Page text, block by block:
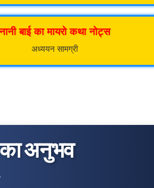
नानी बाई का मायरो कथा नोट्स
अध्ययन सामग्री
अनुभव